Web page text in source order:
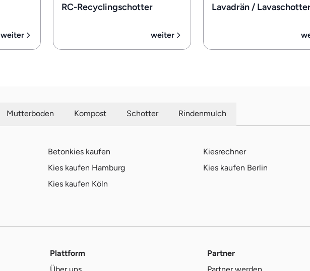
weiter
RC-Recyclingschotter
weiter
Lavadrän /
Mutterboden Kompost Schotter Rindenmulch
Betonkies kaufen Kiesrechner
Kies kaufen Hamburg Kies kaufen Berlin
Kies kaufen Köln
Plattform
Über uns
Partner
Partner werden